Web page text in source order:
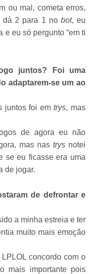
ou mal, cometa erros,
dá 2 para 1 no bot, eu
e eu só pergunto “em ti
juntos? Foi uma
adaptarem-se um ao
juntos foi emtrys, mas
de agora eu não
mas nastrys notei
se eu ficasse era uma
de jogar.
de defrontar e
a minha estreia e ter
muito mais emoção
concordo com o
mais importante pois